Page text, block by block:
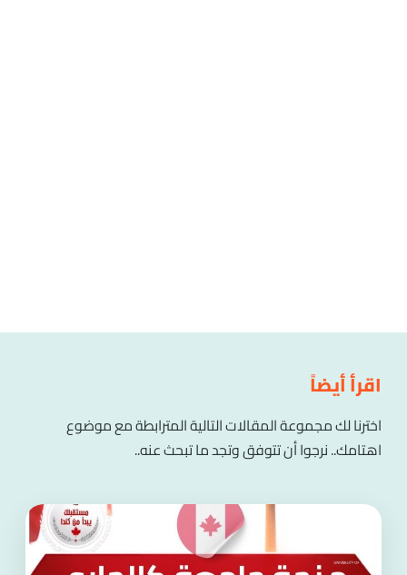
اقرأ أيضاً
اخترنا لك مجموعة المقالات التالية المترابطة مع موضوع
اهتامك.. نرجوا أن تتوفق وتجد ما تبحث عنه..